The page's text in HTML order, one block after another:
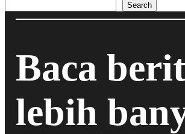
Search
Baca
lebih